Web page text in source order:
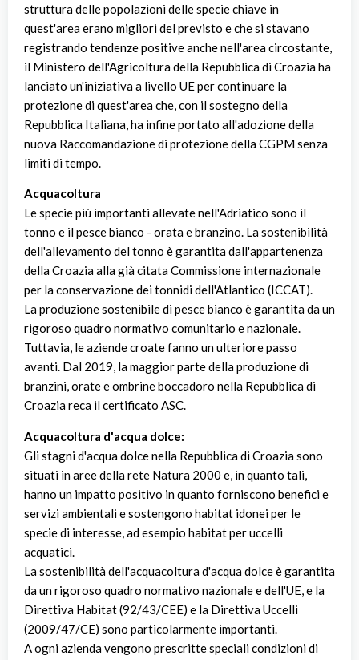
struttura delle popolazioni delle specie chiave in
quest'area erano migliori del previsto e che si stavano
registrando tendenze positive anche nell'area circostante,
il Ministero dell'Agricoltura della Repubblica di Croazia ha
lanciato un'iniziativa a livello UE per continuare la
protezione di quest'area che, con il sostegno della
Repubblica Italiana, ha infine portato all'adozione della
nuova Raccomandazione di protezione della CGPM senza
limiti di tempo.
Acquacoltura
Le specie più importanti allevate nell'Adriatico sono il
tonno e il pesce bianco - orata e branzino. La sostenibilità
dell'allevamento del tonno è garantita dall'appartenenza
della Croazia alla già citata Commissione internazionale
per la conservazione dei tonnidi dell'Atlantico (ICCAT).
La produzione sostenibile di pesce bianco è garantita da un
rigoroso quadro normativo comunitario e nazionale.
Tuttavia, le aziende croate fanno un ulteriore passo
avanti. Dal 2019, la maggior parte della produzione di
branzini, orate e ombrine boccadoro nella Repubblica di
Croazia reca il certificato ASC.
Acquacoltura d'acqua dolce:
Gli stagni d'acqua dolce nella Repubblica di Croazia sono
situati in aree della rete Natura 2000 e, in quanto tali,
hanno un impatto positivo in quanto forniscono benefici e
servizi ambientali e sostengono habitat idonei per le
specie di interesse, ad esempio habitat per uccelli
acquatici.
La sostenibilità dell'acquacoltura d'acqua dolce è garantita
da un rigoroso quadro normativo nazionale e dell'UE, e la
Direttiva Habitat (92/43/CEE) e la Direttiva Uccelli
(2009/47/CE) sono particolarmente importanti.
A ogni azienda vengono prescritte speciali condizioni di